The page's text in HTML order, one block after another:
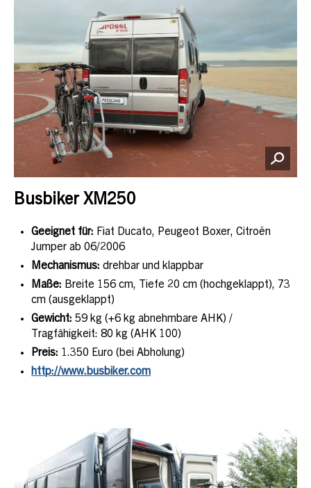
Busbiker XM250
Geeignet für: Fiat Ducato, Peugeot Boxer, Citroën
Jumper ab 06/2006
Mechanismus: drehbar und klappbar
Maße: Breite 156 cm, Tiefe 20 cm (hochgeklappt), 73
cm (ausgeklappt)
Gewicht: 59 kg (+6 kg abnehmbare AHK) /
Tragfähigkeit: 80 kg (AHK 100)
Preis: 1.350 Euro (bei Abholung)
http://www.busbiker.com